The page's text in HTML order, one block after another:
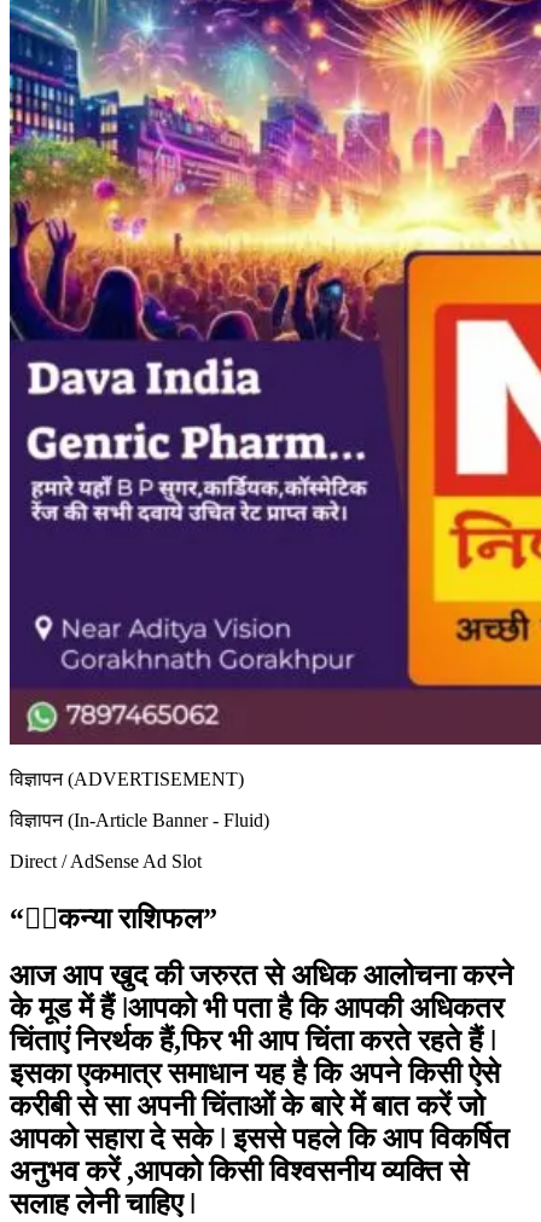
विज्ञापन (ADVERTISEMENT)
विज्ञापन (In-Article Banner - Fluid)
Direct / AdSense Ad Slot
“🙍‍♀️कन्या राशिफल”
आज आप खुद की जरुरत से अधिक आलोचना करने
के मूड में हैं ǀआपको भी पता है कि आपकी अधिकतर
चिंताएं निरर्थक हैं,फिर भी आप चिंता करते रहते हैं ǀ
इसका एकमात्र समाधान यह है कि अपने किसी ऐसे
करीबी से सा अपनी चिंताओं के बारे में बात करें जो
आपको सहारा दे सके ǀ इससे पहले कि आप विकर्षित
अनुभव करें ,आपको किसी विश्वसनीय व्यक्ति से
सलाह लेनी चाहिए ǀ